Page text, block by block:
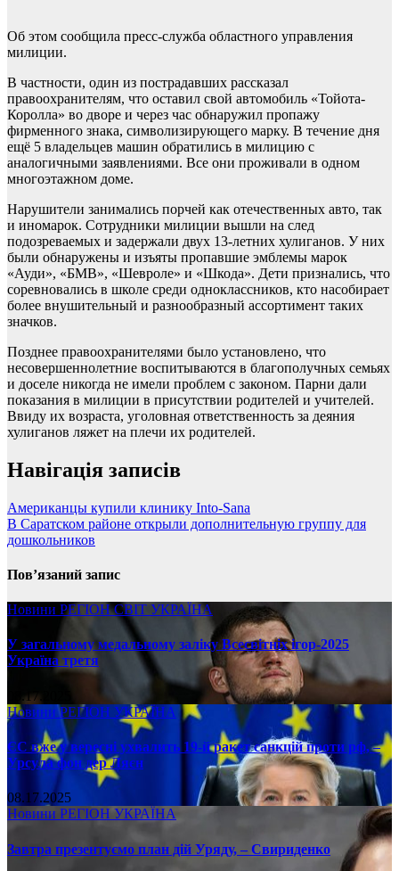
Об этом сообщила пресс-служба областного управления
милиции.
В частности, один из пострадавших рассказал
правоохранителям, что оставил свой автомобиль «Тойота-
Королла» во дворе и через час обнаружил пропажу
фирменного знака, символизирующего марку. В течение дня
ещё 5 владельцев машин обратились в милицию с
аналогичными заявлениями. Все они проживали в одном
многоэтажном доме.
Нарушители занимались порчей как отечественных авто, так
и иномарок. Сотрудники милиции вышли на след
подозреваемых и задержали двух 13-летних хулиганов. У них
были обнаружены и изъяты пропавшие эмблемы марок
«Ауди», «БМВ», «Шевроле» и «Шкода». Дети признались, что
соревновались в школе среди одноклассников, кто насобирает
более внушительный и разнообразный ассортимент таких
значков.
Позднее правоохранителями было установлено, что
несовершеннолетние воспитываются в благополучных семьях
и доселе никогда не имели проблем с законом. Парни дали
показания в милиции в присутствии родителей и учителей.
Ввиду их возраста, уголовная ответственность за деяния
хулиганов ляжет на плечи их родителей.
Навігація записів
Американцы купили клинику Into-Sana
В Саратском районе открыли дополнительную группу для
дошкольников
Пов’язаний запис
Новини РЕГІОНСВІТ УКРАЇНА
У загальному медальному заліку Всесвітніх ігор-2025
Україна третя
08.17.2025
НовиниРЕГІОН УКРАЇНА
ЄС вже у вересні ухвалить 19-й ракет санкцій проти рф, –
Урсула фон дер Ляєн
08.17.2025
Новини РЕГІОН УКРАЇНА
Завтра презентуємо план дій Уряду, – Свириденко